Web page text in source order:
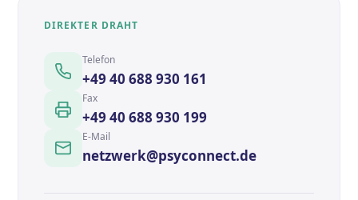
DIREKTER DRAHT
Telefon
+49 40 688 930 161
Fax
+49 40 688 930 199
E-Mail
netzwerk@psyconnect.de